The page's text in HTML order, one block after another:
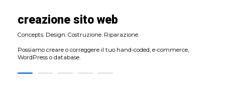
creazione sito web
Concepts. Design. Costruzione. Riparazione.
Possiamo creare o correggere il tuo hand-coded, e-commerce,
WordPress o database.